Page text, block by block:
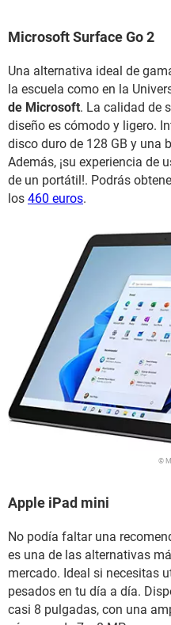
Microsoft Surface Go 2
Una alternativa ideal de
la escuela como en la
de Microsoft. La calidad de
diseño es cómodo y ligero.
disco duro de 128 GB y una
Además, ¡su experiencia de
de un portátil!. Podrás
los 460 euros.
©
Apple iPad mini
No podía faltar una
es una de las alternativas
mercado. Ideal si necesitas
pesados en tu día a día.
casi 8 pulgadas, con una